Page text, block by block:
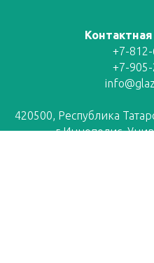
+7-
+7-
420500, Республика
г Иннополис,